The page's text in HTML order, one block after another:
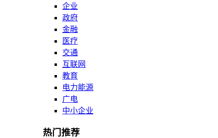
企业
政府
金融
医疗
交通
互联网
教育
电力能源
广电
中小企业
热门推荐